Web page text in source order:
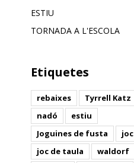
ESTIU
TORNADA A L'ESCOLA
Etiquetes
rebaixes
Tyrrell Katz
nadó
estiu
Joguines de fusta
joc
joc de taula
waldorf